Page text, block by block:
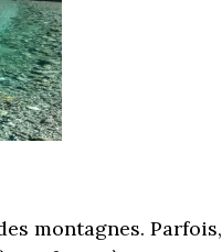
montagnes. Parfois,